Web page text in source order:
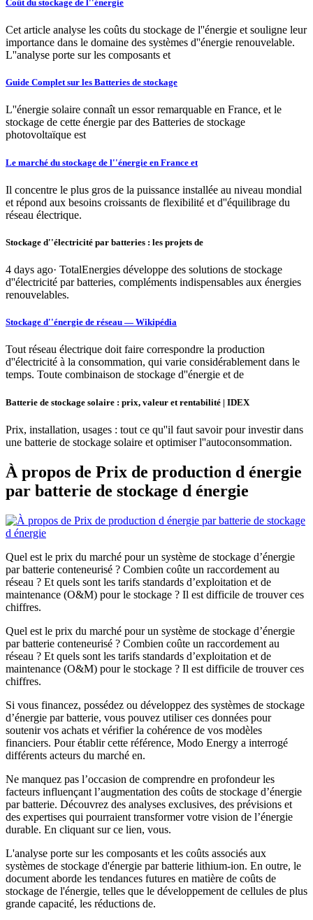
Coût du stockage de l''énergie
Cet article analyse les coûts du stockage de l''énergie et souligne leur
importance dans le domaine des systèmes d''énergie renouvelable.
L''analyse porte sur les composants et
Guide Complet sur les Batteries de stockage
L''énergie solaire connaît un essor remarquable en France, et le
stockage de cette énergie par des Batteries de stockage
photovoltaïque est
Le marché du stockage de l''énergie en France et
Il concentre le plus gros de la puissance installée au niveau mondial
et répond aux besoins croissants de flexibilité et d''équilibrage du
réseau électrique.
Stockage d''électricité par batteries : les projets de
4 days ago· TotalEnergies développe des solutions de stockage
d''électricité par batteries, compléments indispensables aux énergies
renouvelables.
Stockage d''énergie de réseau — Wikipédia
Tout réseau électrique doit faire correspondre la production
d''électricité à la consommation, qui varie considérablement dans le
temps. Toute combinaison de stockage d''énergie et de
Batterie de stockage solaire : prix, valeur et rentabilité | IDEX
Prix, installation, usages : tout ce qu''il faut savoir pour investir dans
une batterie de stockage solaire et optimiser l''autoconsommation.
À propos de Prix de production d énergie
par batterie de stockage d énergie
Quel est le prix du marché pour un système de stockage d’énergie
par batterie conteneurisé ? Combien coûte un raccordement au
réseau ? Et quels sont les tarifs standards d’exploitation et de
maintenance (O&M) pour le stockage ? Il est difficile de trouver ces
chiffres.
Quel est le prix du marché pour un système de stockage d’énergie
par batterie conteneurisé ? Combien coûte un raccordement au
réseau ? Et quels sont les tarifs standards d’exploitation et de
maintenance (O&M) pour le stockage ? Il est difficile de trouver ces
chiffres.
Si vous financez, possédez ou développez des systèmes de stockage
d’énergie par batterie, vous pouvez utiliser ces données pour
soutenir vos achats et vérifier la cohérence de vos modèles
financiers. Pour établir cette référence, Modo Energy a interrogé
différents acteurs du marché en.
Ne manquez pas l’occasion de comprendre en profondeur les
facteurs influençant l’augmentation des coûts de stockage d’énergie
par batterie. Découvrez des analyses exclusives, des prévisions et
des expertises qui pourraient transformer votre vision de l’énergie
durable. En cliquant sur ce lien, vous.
L'analyse porte sur les composants et les coûts associés aux
systèmes de stockage d'énergie par batterie lithium-ion. En outre, le
document aborde les tendances futures en matière de coûts de
stockage de l'énergie, telles que le développement de cellules de plus
grande capacité, les réductions de.